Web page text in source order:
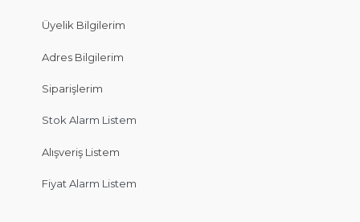
Üyelik Bilgilerim
Adres Bilgilerim
Siparişlerim
Stok Alarm Listem
Alışveriş Listem
Fiyat Alarm Listem